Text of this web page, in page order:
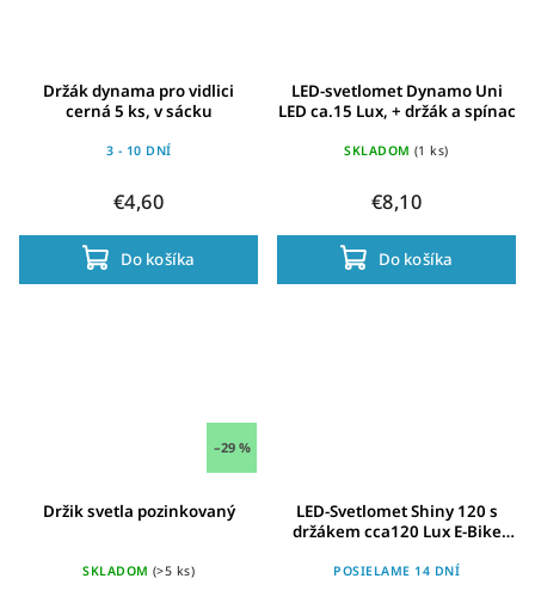
Držák dynama pro vidlici
cerná 5 ks, v sácku
3 - 10 DNÍ
€4,60
Do košíka
LED-svetlomet Dynamo Uni
LED ca.15 Lux, + držák a spínac
SKLADOM (1 ks)
€8,10
Do košíka
–29 %
Držik svetla pozinkovaný
SKLADOM (>5 ks)
LED-Svetlomet Shiny 120 s
držákem cca120 Lux E-Bike
POSIELAME 14 DNÍ